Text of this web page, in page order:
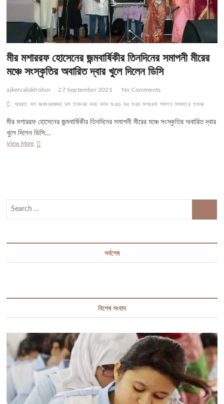
মীর মশাররফ হোসেনের জন্মবার্ষিকীর তিনদিনের সমাপনী মীরের
মঞ্চে সংস্কৃতির অবারিত দ্বার খুলে দিলেন ডিসি
ajkervalokhobor 27 September 2021 No Comments
অবরত খল জনমবরষকর ডস তনদনর দবর দলন মঞচ মর মরর মশররফ সমপন সসকতর হসনর
মীর মশাররফ হোসেনের জন্মবার্ষিকীর তিনদিনের সমাপনী মীরের মঞ্চে সংস্কৃতির অবারিত দ্বার
খুলে দিলেন ডিসি…
View Moreমীর
খুলে
সর্বশেষ
বিশেষ সংবাদ